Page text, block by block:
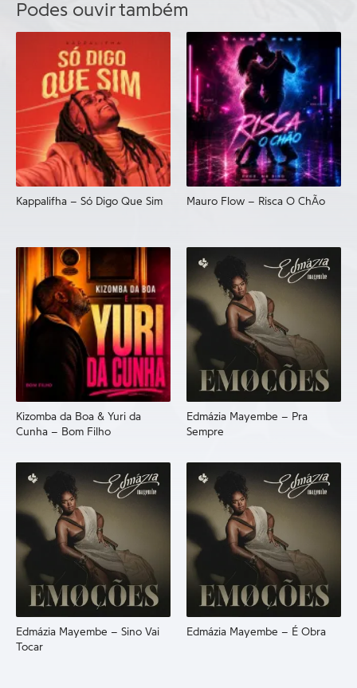
Podes ouvir também
Kappalifha – Só Digo Que Sim Mauro Flow – Risca O ChÃo
Kizomba da Boa & Yuri da
Cunha – Bom Filho
Edmázia Mayembe – Pra
Sempre
Edmázia Mayembe – Sino Vai
Tocar
Edmázia Mayembe – É Obra